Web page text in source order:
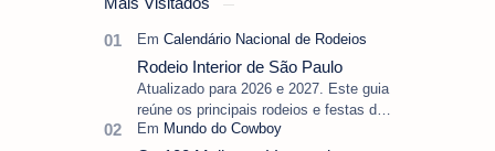
Rodeio Interior de São Paulo
Atualizado para 2026 e 2027. Este guia
reúne os principais rodeios e festas do
peão do interior de São Paulo,